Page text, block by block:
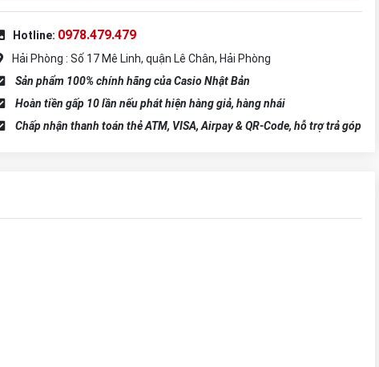
Hotline: 0978.479.479
Hải Phòng : Số 17 Mê Linh, quận Lê Chân, Hải Phòng
Sản phẩm 100% chính hãng của Casio Nhật Bản
Hoàn tiền gấp 10 lần nếu phát hiện hàng giả, hàng nhái
Chấp nhận thanh toán thẻ ATM, VISA, Airpay & QR-Code, hỗ trợ trả góp